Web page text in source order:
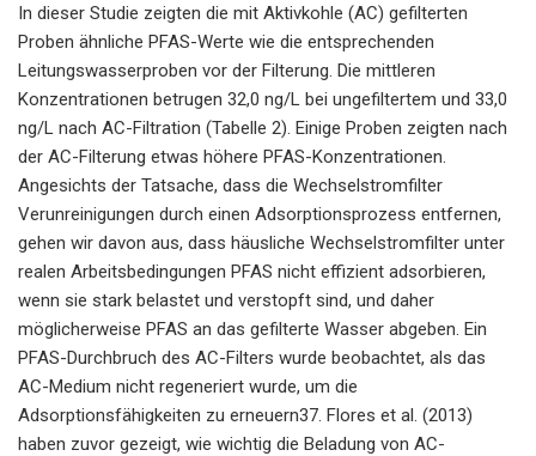
In dieser Studie zeigten die mit Aktivkohle (AC) gefilterten
Proben ähnliche PFAS-Werte wie die entsprechenden
Leitungswasserproben vor der Filterung. Die mittleren
Konzentrationen betrugen 32,0 ng/L bei ungefiltertem und 33,0
ng/L nach AC-Filtration (Tabelle 2). Einige Proben zeigten nach
der AC-Filterung etwas höhere PFAS-Konzentrationen.
Angesichts der Tatsache, dass die Wechselstromfilter
Verunreinigungen durch einen Adsorptionsprozess entfernen,
gehen wir davon aus, dass häusliche Wechselstromfilter unter
realen Arbeitsbedingungen PFAS nicht effizient adsorbieren,
wenn sie stark belastet und verstopft sind, und daher
möglicherweise PFAS an das gefilterte Wasser abgeben. Ein
PFAS-Durchbruch des AC-Filters wurde beobachtet, als das
AC-Medium nicht regeneriert wurde, um die
Adsorptionsfähigkeiten zu erneuern37. Flores et al. (2013)
haben zuvor gezeigt, wie wichtig die Beladung von AC-